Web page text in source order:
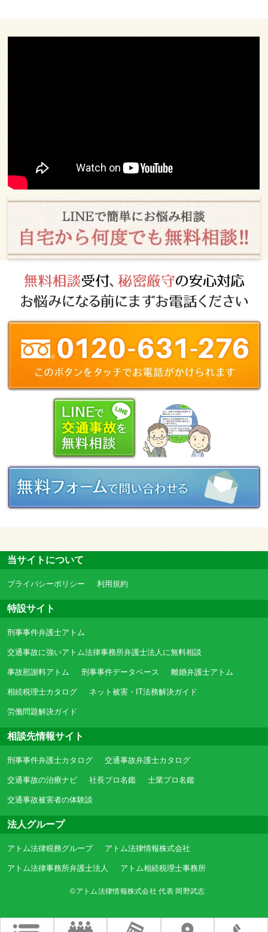
当サイトについて
プライバシーポリシー 利用規約
特設サイト
刑事事件弁護士アトム
交通事故に強いアトム法律事務所弁護士法人に無料相談
事故慰謝料アトム 刑事事件データベース 離婚弁護士アトム
相続税理士カタログ ネット被害・IT法務解決ガイド
労働問題解決ガイド
相談先情報サイト
刑事事件弁護士カタログ 交通事故弁護士カタログ
交通事故の治療ナビ 社長プロ名鑑 士業プロ名鑑
交通事故被害者の体験談
法人グループ
アトム法律税務グループ アトム法律情報株式会社
アトム法律事務所弁護士法人 アトム相続税理士事務所
©アトム法律情報株式会社 代表 岡野武志